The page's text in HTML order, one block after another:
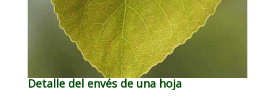
Detalle del envés de una hoja